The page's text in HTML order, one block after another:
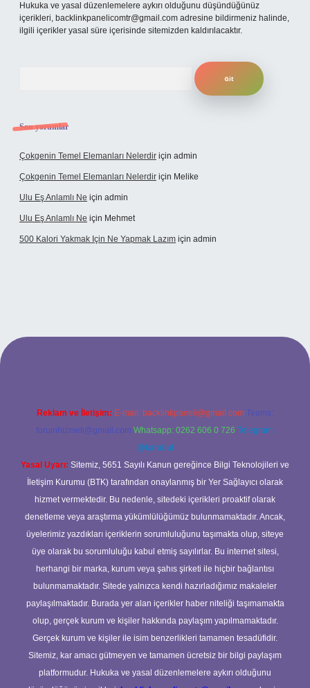
Hukuka ve yasal düzenlemelere aykırı olduğunu düşündüğünüz
içerikleri, backlinkpanelicomtr@gmail.com adresine bildirmeniz halinde,
ilgili içerikler yasal süre içerisinde sitemizden kaldırılacaktır.
Son yorumlar
Çokgenin Temel Elemanları Nelerdir için admin
Çokgenin Temel Elemanları Nelerdir için Melike
Ulu Eş Anlamlı Ne için admin
Ulu Eş Anlamlı Ne için Mehmet
500 Kalori Yakmak Için Ne Yapmak Lazım için admin
Reklam ve İletişim: E-mail: backlinkpaneli@gmail.com Teams:
forumhizmeti@gmail.com Whatsapp: 0262 606 0 726 Telegram:
@karabul
Yasal Uyarı: Sitemiz, 5651 Sayılı Kanun gereğince Bilgi Teknolojileri ve
İletişim Kurumu (BTK) tarafından onaylanmış bir Yer Sağlayıcı olarak
hizmet vermektedir. Bu nedenle, sitedeki içerikleri proaktif olarak
denetleme veya araştırma yükümlülüğümüz bulunmamaktadır. Ancak,
üyelerimiz yazdıkları içeriklerin sorumluluğunu taşımakta olup, siteye
üye olarak bu sorumluluğu kabul etmiş sayılırlar. Bu internet sitesi,
herhangi bir marka, kurum veya şahıs şirketi ile hiçbir bağlantısı
bulunmamaktadır. Sitede yalnızca kendi hazırladığımız makaleler
paylaşılmaktadır. Burada yer alan içerikler haber niteliği taşımamakta
olup, gerçek kurum ve kişiler hakkında paylaşım yapılmamaktadır.
Gerçek kurum ve kişiler ile isim benzerlikleri tamamen tesadüfidir.
Sitemiz, kar amacı gütmeyen ve tamamen ücretsiz bir bilgi paylaşım
platformudur. Hukuka ve yasal düzenlemelere aykırı olduğunu